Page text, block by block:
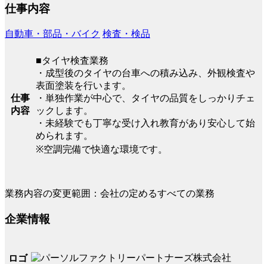
仕事内容
自動車・部品・バイク 検査・検品
仕事
内容
■タイヤ検査業務
・成型後のタイヤの台車への積み込み、外観検査や
表面塗装を行います。
・単独作業が中心で、タイヤの品質をしっかりチェ
ックします。
・未経験でも丁寧な受け入れ教育があり安心して始
められます。
※空調完備で快適な環境です。
業務内容の変更範囲：会社の定めるすべての業務
企業情報
ロゴ